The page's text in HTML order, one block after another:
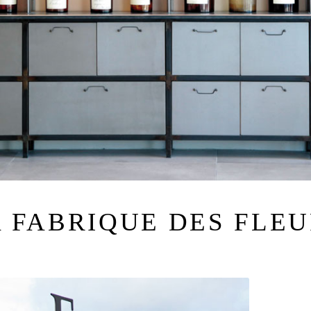
FABRIQUE DES